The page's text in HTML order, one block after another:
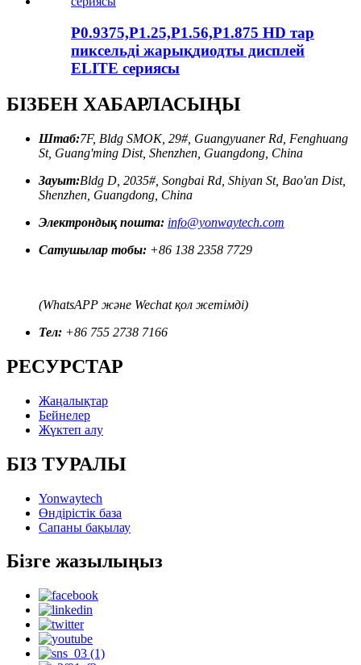
P0.9375,P1.25,P1.56,P1.875 HD тар
пиксельді жарықдиодты дисплей
ELITE сериясы
БІЗБЕН ХАБАРЛАСЫҢЫ
Штаб:7F, Bldg SMOK, 29#, Guangyuaner Rd, Fenghuang
St, Guang'ming Dist, Shenzhen, Guangdong, China
Зауыт:Bldg D, 2035#, Songbai Rd, Shiyan St, Bao'an Dist,
Shenzhen, Guangdong, China
Электрондық пошта: info@yonwaytech.com
Сатушылар тобы: +86 138 2358 7729
(WhatsAPP және Wechat қол жетімді)
Тел: +86 755 2738 7166
РЕСУРСТАР
Жаңалықтар
Бейнелер
Жүктеп алу
БІЗ ТУРАЛЫ
Yonwaytech
Өндірістік база
Сапаны бақылау
Бізге жазылыңыз